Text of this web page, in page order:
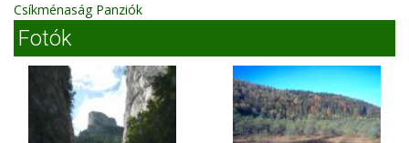
Csíkménaság Panziók
Fotók